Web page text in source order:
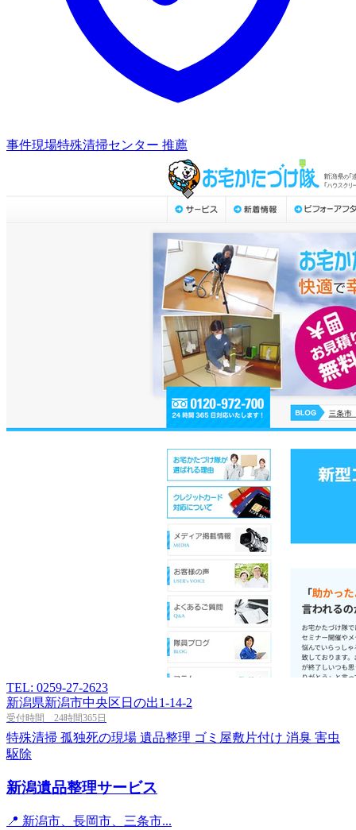
事件現場特殊清掃センター 推薦
TEL: 0259-27-2623
新潟県新潟市中央区日の出1-14-2
受付時間 24時間365日
特殊清掃 孤独死の現場 遺品整理 ゴミ屋敷片付け 消臭 害虫
駆除
新潟遺品整理サービス
📍 新潟市、長岡市、三条市...